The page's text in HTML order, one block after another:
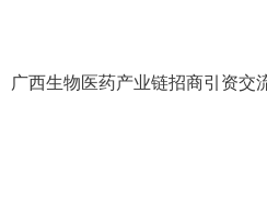
广西生物医药产业链招商引资交